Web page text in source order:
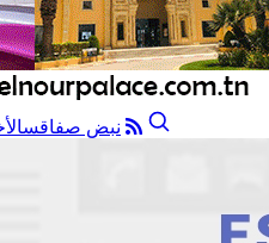
نبض صفاقس